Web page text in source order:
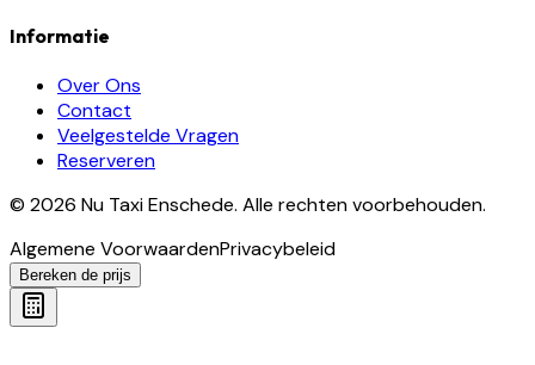
Informatie
Over Ons
Contact
Veelgestelde Vragen
Reserveren
© 2026 Nu Taxi Enschede. Alle rechten voorbehouden.
Algemene VoorwaardenPrivacybeleid
Bereken de prijs